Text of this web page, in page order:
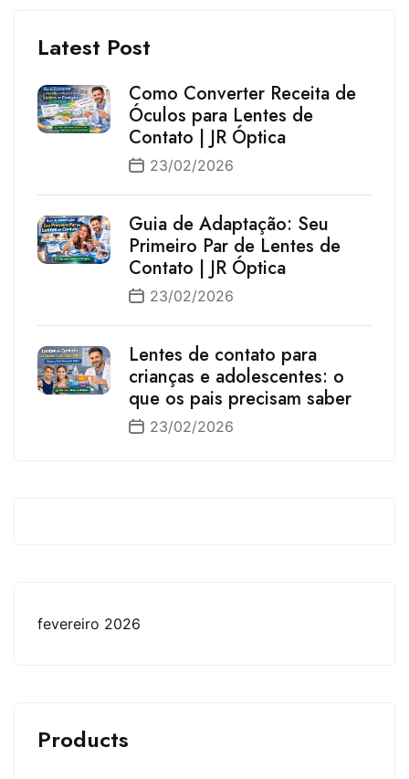
Latest Post
Como Converter Receita de
Óculos para Lentes de
Contato | JR Óptica
23/02/2026
Guia de Adaptação: Seu
Primeiro Par de Lentes de
Contato | JR Óptica
23/02/2026
Lentes de contato para
crianças e adolescentes: o
que os pais precisam saber
23/02/2026
fevereiro 2026
Products